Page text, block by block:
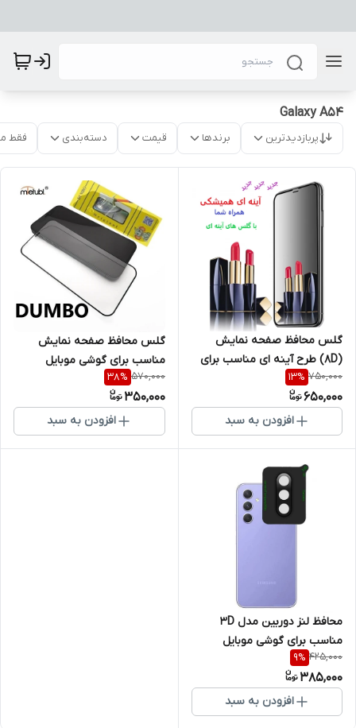
Galaxy A54
پربازدیدترین برندها قیمت دسته‌بندی فقط
گلس محافظ صفحه نمایش
(8D) طرح آینه ای مناسب برای
A54
750,000
13%
650,000
افزودن به سبد
گلس محافظ صفحه نمایش
مناسب برای گوشی موبایل
سامسونگ Galaxy A54
570,000
38%
350,000
افزودن به سبد
محافظ لنز دوربین مدل 3D
مناسب برای گوشی موبایل
سامسونگ Galaxy A54
425,000
9%
385,000
افزودن به سبد